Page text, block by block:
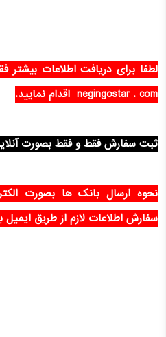
negingostar . com اقدام نمایید.
ثبت سفارش فقط و فقط بصورت
نحوه ارسال بانک ها بصورت
سفارش اطلاعات لازم از طریق